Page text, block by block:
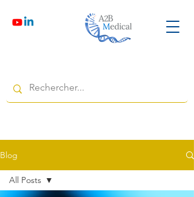
Blog
All Posts